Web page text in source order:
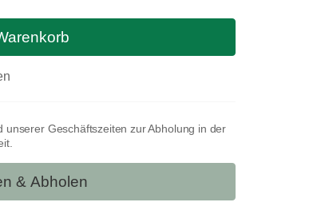
Geschäftszeiten zur Abholung in der
& Abholen